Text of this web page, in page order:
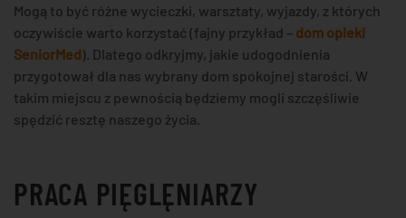
Mogą to być różne wycieczki, warsztaty, wyjazdy, z których
oczywiście warto korzystać (fajny przykład – dom opieki
SeniorMed). Dlatego odkryjmy, jakie udogodnienia
przygotował dla nas wybrany dom spokojnej starości. W
takim miejscu z pewnością będziemy mogli szczęśliwie
spędzić resztę naszego życia.
PRACA PIĘGLĘNIARZY